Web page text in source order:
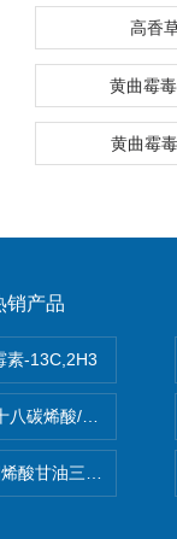
高香
黄曲霉
黄曲霉
销产品
素-13C,2H3
八碳烯酸/油酸
酸甘油三酯(顺式-